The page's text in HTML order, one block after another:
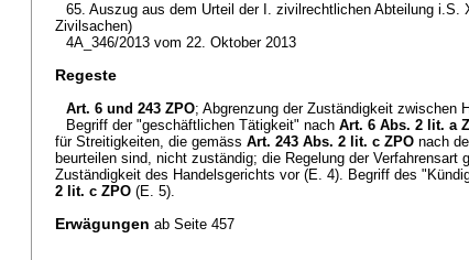
65. Auszug aus dem Urteil der I. zivilrechtlichen Abteilung i.S.
Zivilsachen)
4A_346/2013 vom 22. Oktober 2013
Regeste
Art. 6 und 243 ZPO; Abgrenzung der Zuständigkeit zwischen
Begriff der "geschäftlichen Tätigkeit" nach Art. 6 Abs. 2 lit. a
für Streitigkeiten, die gemäss Art. 243 Abs. 2 lit. c ZPO nach
beurteilen sind, nicht zuständig; die Regelung der Verfahrensart
Zuständigkeit des Handelsgerichts vor (E. 4). Begriff des
2 lit. c ZPO (E. 5).
Erwägungen ab Seite 457